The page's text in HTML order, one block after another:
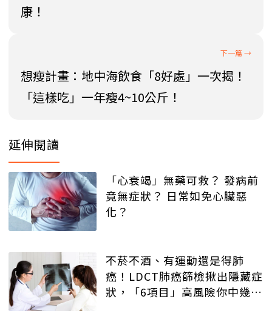
康！
想瘦計畫：地中海飲食「8好處」一次揭！
「這樣吃」一年瘦4~10公斤！
延伸閱讀
「心衰竭」無藥可救？ 發病前
竟無症狀？ 日常如免心臟惡
化？
不菸不酒、有運動還是得肺
癌！LDCT肺癌篩檢揪出隱藏症
狀，「6項目」高風險你中幾